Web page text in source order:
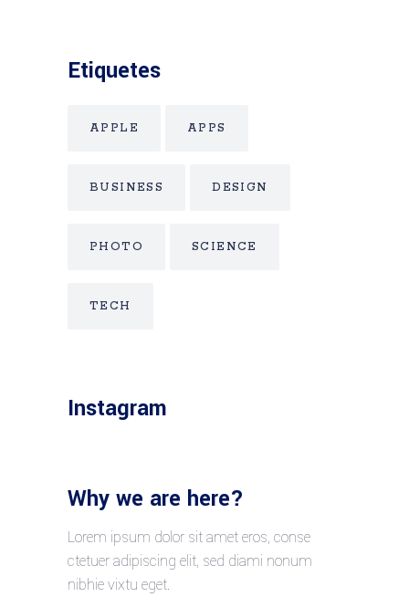
Etiquetes
APPLE APPS
BUSINESS DESIGN
PHOTO SCIENCE
TECH
Instagram
Why we are here?
Lorem ipsum dolor sit amet eros, conse
ctetuer adipiscing elit, sed diami nonum
nibhie vixtu eget.